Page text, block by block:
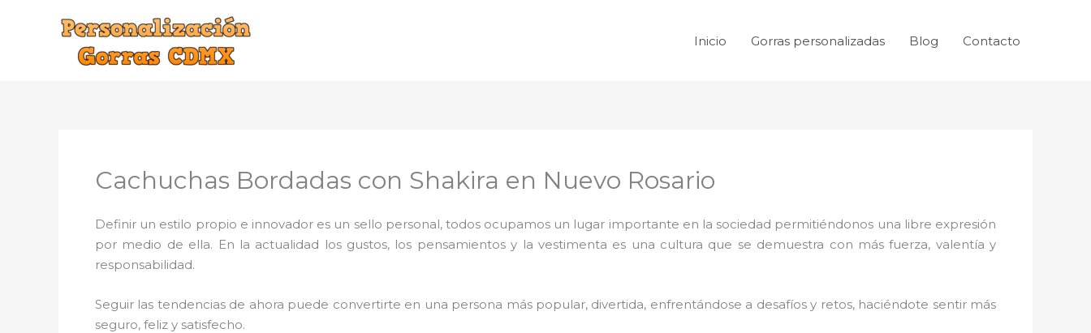
Inicio Gorras personalizadas Blog Contacto
Cachuchas Bordadas con Shakira en Nuevo Rosario
Definir un estilo propio e innovador es un sello personal, todos ocupamos un lugar importante en la sociedad permitiéndonos una libre expresión
por medio de ella. En la actualidad los gustos, los pensamientos y la vestimenta es una cultura que se demuestra con más fuerza, valentía y
responsabilidad.
Seguir las tendencias de ahora puede convertirte en una persona más popular, divertida, enfrentándose a desafíos y retos, haciéndote sentir más
seguro, feliz y satisfecho.